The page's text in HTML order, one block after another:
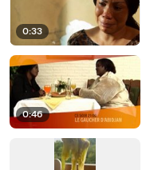
0:33
0:46